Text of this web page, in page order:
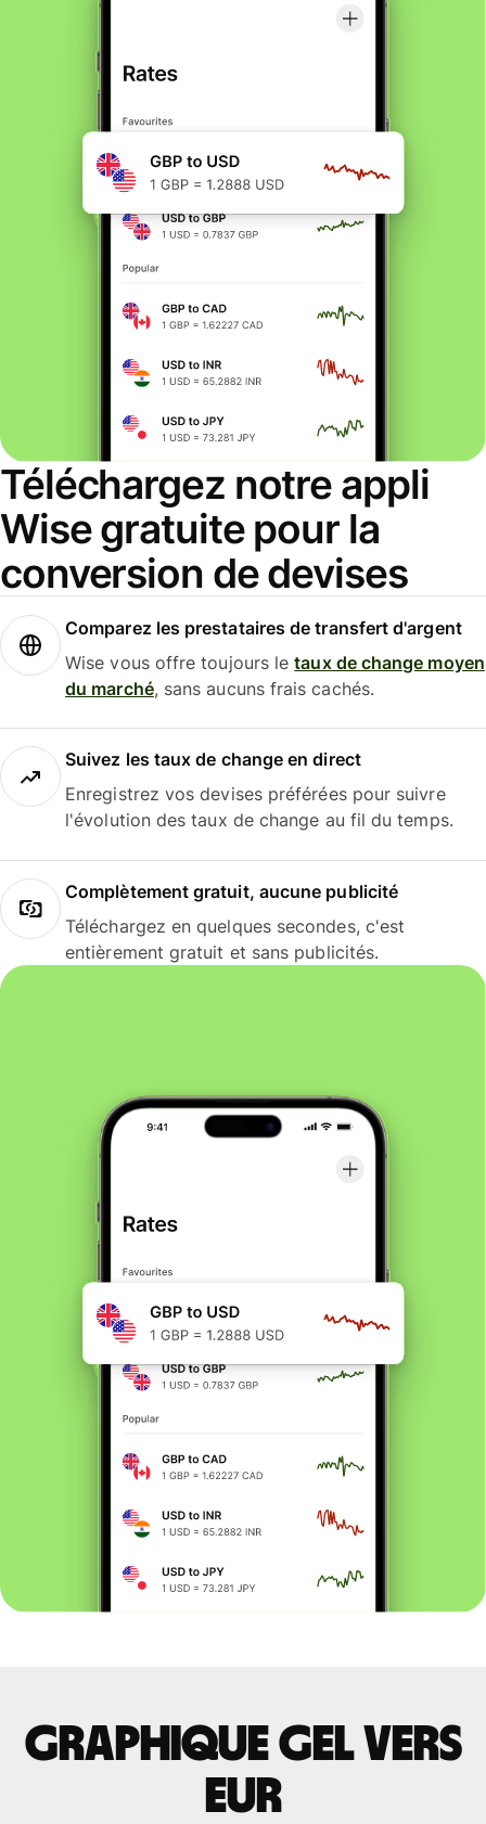
Téléchargez notre appli
Wise gratuite pour la
conversion de devises
Comparez les prestataires de transfert d'argent
Wise vous offre toujours letaux de change moyen
du marché, sans aucuns frais cachés.
Suivez les taux de change en direct
Enregistrez vos devises préférées pour suivre
l'évolution des taux de change au fil du temps.
Complètement gratuit, aucune publicité
Téléchargez en quelques secondes, c'est
entièrement gratuit et sans publicités.
Graphique GEL vers
EUR